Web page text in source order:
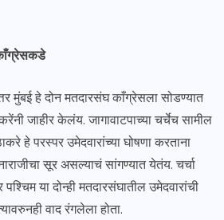
मुंबई हे दोन मतदारसंघ काँग्रेसला सोडण्यात
जाहीर केलंय. जागावाटपाच्या चर्चेच सामील
हे परस्पर उमेदवारांच्या घोषणा करताना
सूर असल्याचं सांगण्यात येतंय. चर्चा
या दोन्ही मतदारसंघातील उमेदवारांची
वाद रंगलेला होता.